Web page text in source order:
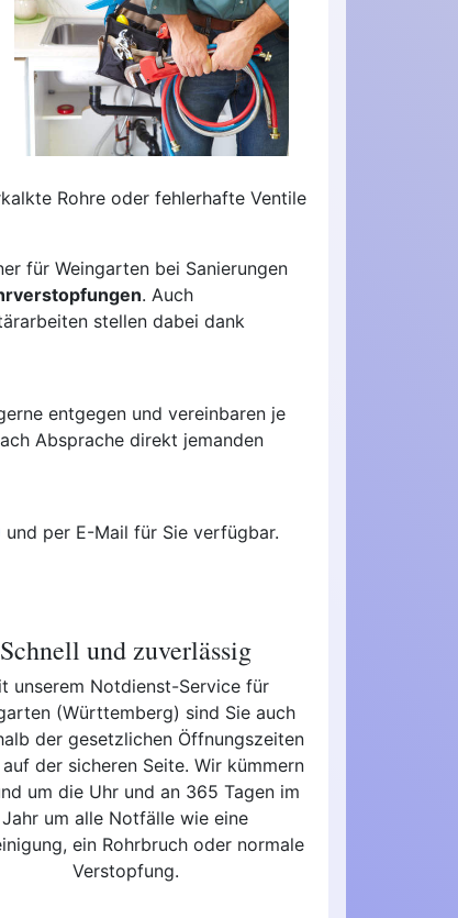
Rohre oder fehlerhafte Ventile
für Weingarten bei Sanierungen
. Auch
stellen dabei dank
entgegen und vereinbaren je
Absprache direkt jemanden
und per E-Mail für Sie verfügbar.
Schnell und zuverlässig
unserem Notdienst-Service für
(Württemberg) sind Sie auch
der gesetzlichen Öffnungszeiten
der sicheren Seite. Wir kümmern
um die Uhr und an 365 Tagen im
Jahr um alle Notfälle wie eine
ein Rohrbruch oder normale
Verstopfung.